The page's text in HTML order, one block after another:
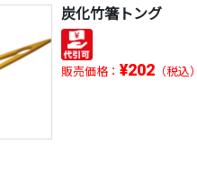
炭化竹箸トング
販売価格： ¥202 （税込）